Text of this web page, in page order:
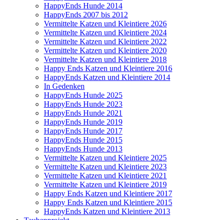
HappyEnds Hunde 2014
HappyEnds 2007 bis 2012
Vermittelte Katzen und Kleintiere 2026
Vermittelte Katzen und Kleintiere 2024
Vermittelte Katzen und Kleintiere 2022
Vermittelte Katzen und Kleintiere 2020
Vermittelte Katzen und Kleintiere 2018
Happy Ends Katzen und Kleintiere 2016
HappyEnds Katzen und Kleintiere 2014
In Gedenken
HappyEnds Hunde 2025
HappyEnds Hunde 2023
HappyEnds Hunde 2021
HappyEnds Hunde 2019
HappyEnds Hunde 2017
HappyEnds Hunde 2015
HappyEnds Hunde 2013
Vermittelte Katzen und Kleintiere 2025
Vermittelte Katzen und Kleintiere 2023
Vermittelte Katzen und Kleintiere 2021
Vermittelte Katzen und Kleintiere 2019
Happy Ends Katzen und Kleintiere 2017
Happy Ends Katzen und Kleintiere 2015
HappyEnds Katzen und Kleintiere 2013